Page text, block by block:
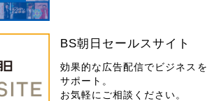
BS朝日セールスサイト
効果的な広告配信でビジネスを
サポート。
お気軽にご相談ください。